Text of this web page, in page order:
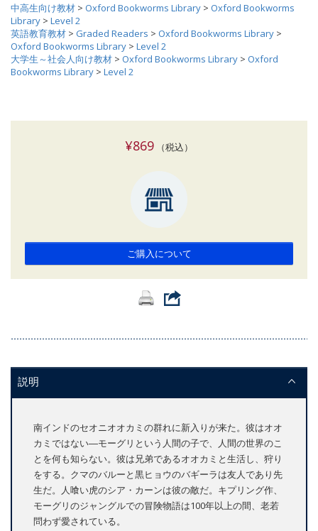
中高生向け教材 > Oxford Bookworms Library > Oxford Bookworms
Library > Level 2
英語教育教材 > Graded Readers > Oxford Bookworms Library >
Oxford Bookworms Library > Level 2
大学生～社会人向け教材 > Oxford Bookworms Library > Oxford
Bookworms Library > Level 2
¥869 （税込）
ご購入について
説明
南インドのセオニオオカミの群れに新入りが来た。彼はオオ
カミではない―モーグリという人間の子で、人間の世界のこ
とを何も知らない。彼は兄弟であるオオカミと生活し、狩り
をする。クマのバルーと黒ヒョウのバギーラは友人であり先
生だ。人喰い虎のシア・カーンは彼の敵だ。キプリング作、
モーグリのジャングルでの冒険物語は100年以上の間、老若
問わず愛されている。